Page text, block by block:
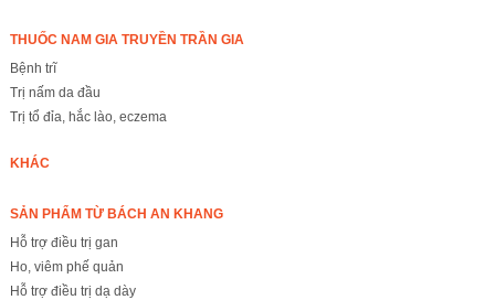
THUỐC NAM GIA TRUYỀN TRẦN GIA
Bệnh trĩ
Trị nấm da đầu
Trị tổ đỉa, hắc lào, eczema
KHÁC
SẢN PHẨM TỪ BÁCH AN KHANG
Hỗ trợ điều trị gan
Ho, viêm phế quản
Hỗ trợ điều trị dạ dày